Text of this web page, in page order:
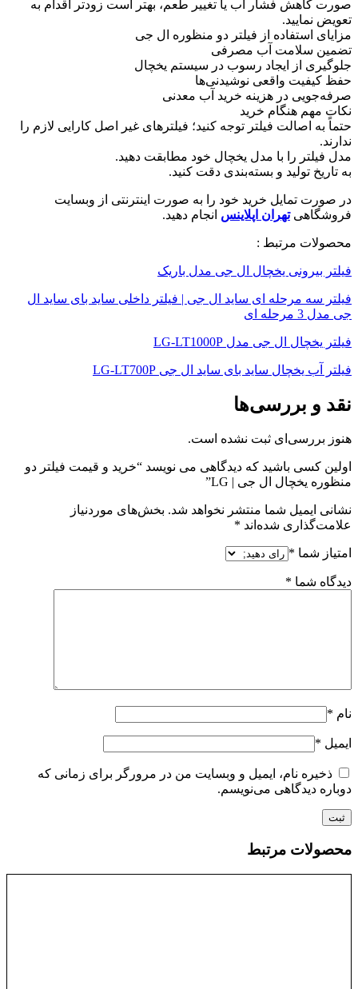
صورت کاهش فشار آب یا تغییر طعم، بهتر است زودتر اقدام به
تعویض نمایید.
مزایای استفاده از فیلتر دو منظوره ال جی
تضمین سلامت آب مصرفی
جلوگیری از ایجاد رسوب در سیستم یخچال
حفظ کیفیت واقعی نوشیدنی‌ها
صرفه‌جویی در هزینه خرید آب معدنی
نکات مهم هنگام خرید
حتماً به اصالت فیلتر توجه کنید؛ فیلترهای غیر اصل کارایی لازم را
ندارند.
مدل فیلتر را با مدل یخچال خود مطابقت دهید.
به تاریخ تولید و بسته‌بندی دقت کنید.
در صورت تمایل خرید خود را به صورت اینترنتی از وبسایت
فروشگاهیتهران اپلاینس انجام دهید.
محصولات مرتبط :
فیلتر بیرونی یخچال ال جی مدل باریک
فیلتر سه مرحله ای ساید ال جی | فیلتر داخلی ساید بای ساید ال
جی مدل 3 مرحله ای
فیلتر یخچال ال جی مدل LG-LT1000P
فیلتر آب یخچال ساید بای ساید ال جی LG-LT700P
نقد و بررسی‌ها
هنوز بررسی‌ای ثبت نشده است.
اولین کسی باشید که دیدگاهی می نویسد “خرید و قیمت فیلتر دو
منظوره یخچال ال جی | LG”
نشانی ایمیل شما منتشر نخواهد شد. بخش‌های موردنیاز
علامت‌گذاری شده‌اند *
امتیاز شما *
دیدگاه شما *
نام *
ایمیل *
ذخیره نام، ایمیل و وبسایت من در مرورگر برای زمانی که
دوباره دیدگاهی می‌نویسم.
محصولات مرتبط